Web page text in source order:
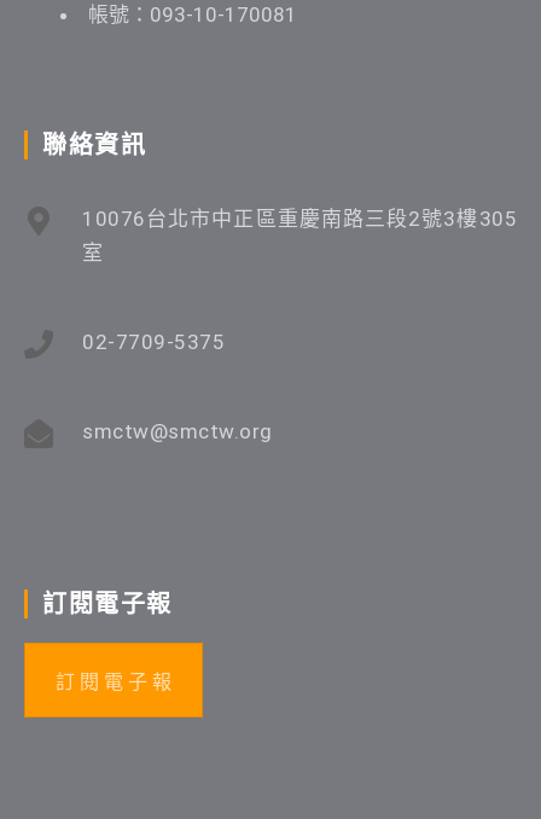
帳號：093-10-170081
聯絡資訊
10076台北市中正區重慶南路三段2號3樓305
室
02-7709-5375
smctw@smctw.org
訂閱電子報
訂 閱 電 子 報